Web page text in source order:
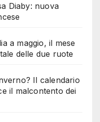
Diaby: nuova
a maggio, il mese
delle due ruote
Il calendario
il malcontento dei